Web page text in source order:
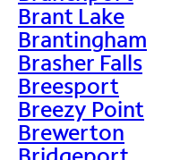
Brant Lake
Brantingham
Brasher Falls
Breesport
Breezy Point
Brewerton